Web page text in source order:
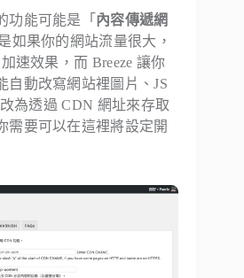
功能可能是「 內容傳遞網
如果你的網站流量很大，
速效果，而 Breeze 讓你
自動改寫網站裡圖片、JS
為透過 CDN 網址來存取
需要可以在這裡將設定開